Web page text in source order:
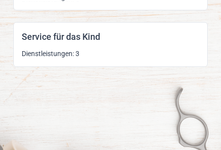
Service für das Kind
Dienstleistungen: 3